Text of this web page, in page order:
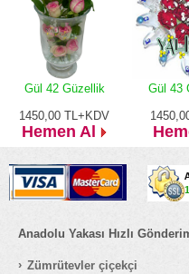
Gül 42 Güzellik
1450,00 TL+KDV
Hemen Al
Gül 43
Anadolu Yakası Hızlı
Zümrütevler çiçekçi